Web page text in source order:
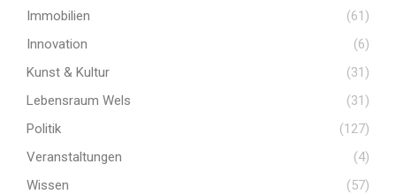
Immobilien
(61)
Innovation
(6)
Kunst & Kultur
(31)
Lebensraum Wels
(31)
Politik
(127)
Veranstaltungen
(4)
Wissen
(57)